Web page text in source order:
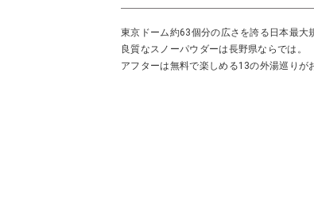
東京ドーム約63個分の広さを誇る日本最大
良質なスノーパウダーは長野県ならでは。
アフターは無料で楽しめる13の外湯巡りが